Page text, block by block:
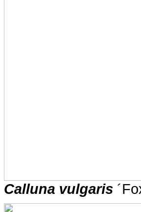
Calluna vulgaris